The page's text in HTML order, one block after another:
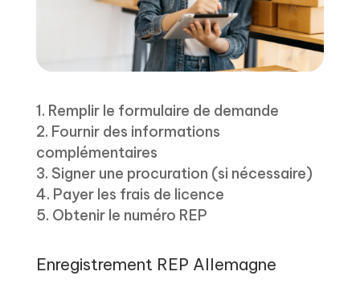
Remplir le formulaire de demande
Fournir des informations
complémentaires
Signer une procuration (si nécessaire)
Payer les frais de licence
Obtenir le numéro REP
Enregistrement REP Allemagne